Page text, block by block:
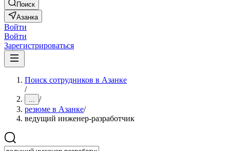
Поиск
Азанка
Войти
Войти
Зарегистрироваться
Поиск сотрудников в Азанке
/
... /
резюме в Азанке/
ведущий инженер-разработчик